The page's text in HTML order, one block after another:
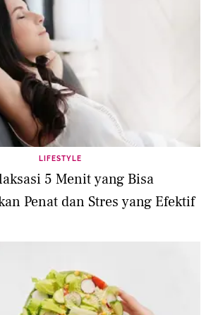
LIFESTYLE
5 Menit yang Bisa
Penat dan Stres yang Efektif